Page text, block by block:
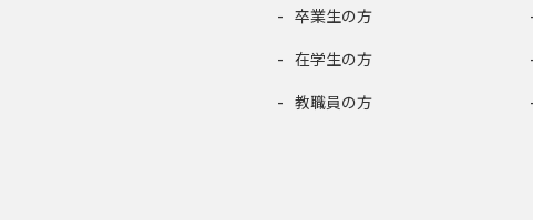
卒業生の方
在学生の方
教職員の方